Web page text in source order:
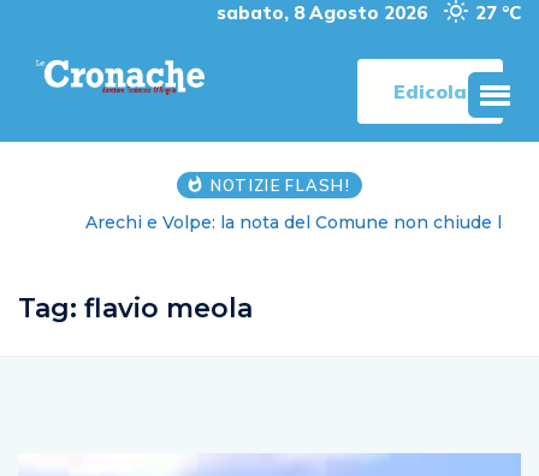
sabato, 8 Agosto 2026 27 °C
Edicola
NOTIZIE FLASH!
Arechi e Volpe: la nota del Comune non chiude la